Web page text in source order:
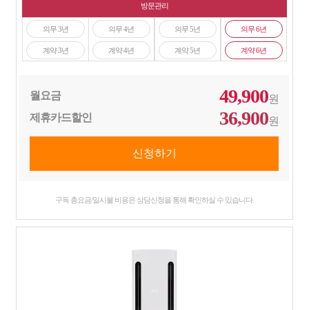
방문관리
의무 3년
계약 3년
의무 4년
계약 4년
의무 5년
계약 5년
의무 6년
계약 6년
월요금 49,900원
제휴카드할인
36,900원
구독 총요금/일시불 비용은 상담신청을 통해 확인하실 수 있습니다.